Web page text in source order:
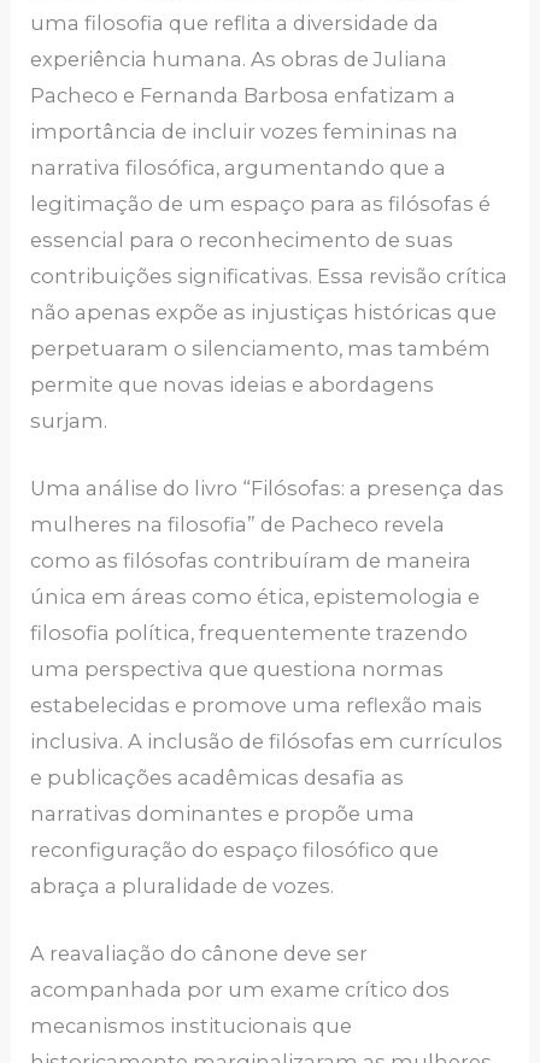
uma filosofia que reflita a diversidade da
experiência humana. As obras de Juliana
Pacheco e Fernanda Barbosa enfatizam a
importância de incluir vozes femininas na
narrativa filosófica, argumentando que a
legitimação de um espaço para as filósofas é
essencial para o reconhecimento de suas
contribuições significativas. Essa revisão crítica
não apenas expõe as injustiças históricas que
perpetuaram o silenciamento, mas também
permite que novas ideias e abordagens
surjam.
Uma análise do livro “Filósofas: a presença das
mulheres na filosofia” de Pacheco revela
como as filósofas contribuíram de maneira
única em áreas como ética, epistemologia e
filosofia política, frequentemente trazendo
uma perspectiva que questiona normas
estabelecidas e promove uma reflexão mais
inclusiva. A inclusão de filósofas em currículos
e publicações acadêmicas desafia as
narrativas dominantes e propõe uma
reconfiguração do espaço filosófico que
abraça a pluralidade de vozes.
A reavaliação do cânone deve ser
acompanhada por um exame crítico dos
mecanismos institucionais que